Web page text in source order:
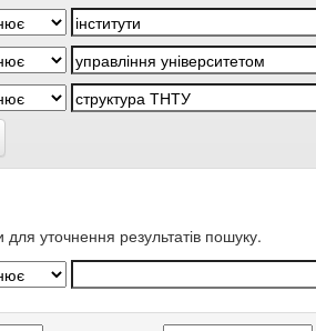
для уточнення результатів пошуку.